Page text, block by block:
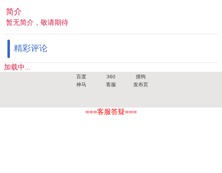
简介
暂无简介，敬请期待
精彩评论
加载中...
百度 360
搜狗
神马
客服 发布页
===客服答疑===